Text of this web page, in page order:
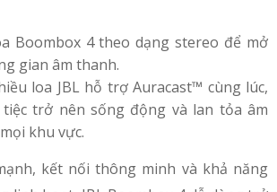
Boombox 4 theo dạng stereo để mở
gian âm thanh.
loa JBL hỗ trợ Auracast™ cùng lúc,
trở nên sống động và lan tỏa âm
khu vực.
kết nối thông minh và khả năng